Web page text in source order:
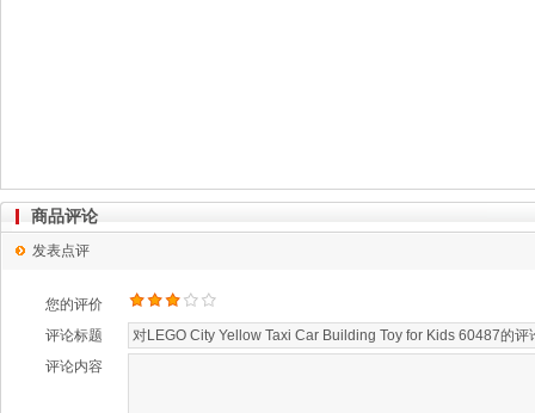
商品评论
发表点评
您的评价
评论标题
评论内容